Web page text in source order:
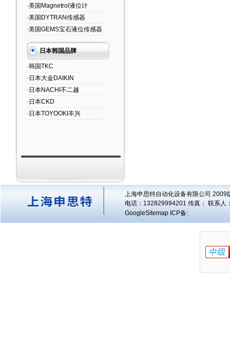
·美国Magnetrol液位计
·美国DYTRAN传感器
·美国GEMS宝石液位传感器
日本韩国品牌
·韩国TKC
·日本大金DAIKIN
·日本NACHI不二越
·日本CKD
·日本TOYOOKI丰兴
上海申思特自动化设备有限公司
电话：132829994201 传真： 联系人
GoogleSitemap ICP备: